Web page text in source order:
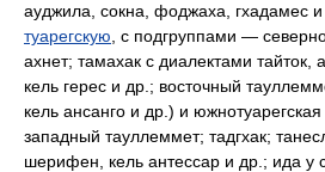
ауджила, сокна, фоджаха, гхадамес
туарегскую , с подгруппами —
ахнет; тамахак с диалектами тайток,
кель герес и др.; восточный
кель ансанго и др.) и
западный тауллеммет; тадгхак;
шерифен, кель антессар и др.; ида у